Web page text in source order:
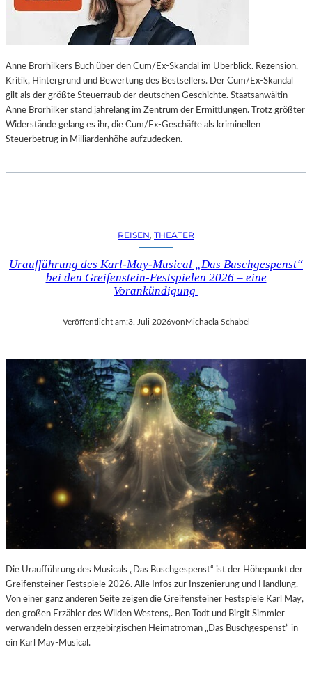
U
G
S
B
E
R
S
H
A
B
K
U
L
T
U
R
-
B
O
G
Anne Brorhilkers Buch über den Cum/Ex-Skandal im Überblick. Rezension,
Kritik, Hintergrund und Bewertung des Bestsellers. Der Cum/Ex-Skandal
gilt als der größte Steuerraub der deutschen Geschichte. Staatsanwältin
Anne Brorhilker stand jahrelang im Zentrum der Ermittlungen. Trotz größter
Widerstände gelang es ihr, die Cum/Ex-Geschäfte als kriminellen
Steuerbetrug in Milliardenhöhe aufzudecken.
REISEN, THEATER
Uraufführung des Karl-May-Musical „Das Buschgespenst“
bei den Greifenstein-Festspielen 2026 – eine
Vorankündigung
Veröffentlicht am:3. Juli 2026vonMichaela Schabel
Die Uraufführung des Musicals „Das Buschgespenst“ ist der Höhepunkt der
Greifensteiner Festspiele 2026. Alle Infos zur Inszenierung und Handlung.
Von einer ganz anderen Seite zeigen die Greifensteiner Festspiele Karl May,
den großen Erzähler des Wilden Westens,. Ben Todt und Birgit Simmler
verwandeln dessen erzgebirgischen Heimatroman „Das Buschgespenst“ in
ein Karl May-Musical.